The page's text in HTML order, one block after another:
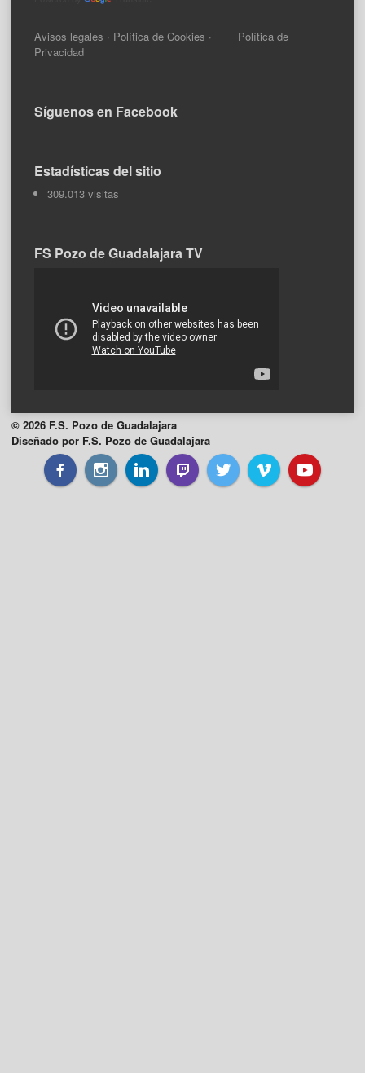
Avisos legales · Política de Cookies · Política de
Privacidad
Síguenos en Facebook
Estadísticas del sitio
309.013 visitas
FS Pozo de Guadalajara TV
© 2026 F.S. Pozo de Guadalajara
Diseñado por F.S. Pozo de Guadalajara